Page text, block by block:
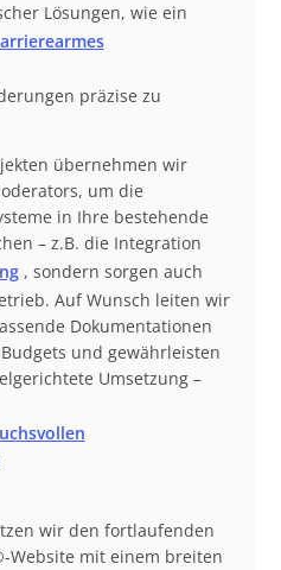
Lösungen, wie ein
präzise zu
übernehmen wir
um die
in Ihre bestehende
– z.B. die Integration
, sondern sorgen auch
Auf Wunsch leiten wir
Dokumentationen
und gewährleisten
Umsetzung –
wir den fortlaufenden
Website mit einem breiten